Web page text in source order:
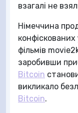
взагалі не
Німеччина
конфіскованих
фільмів
заробивши
Bitcoin
викликало
Bitcoin.